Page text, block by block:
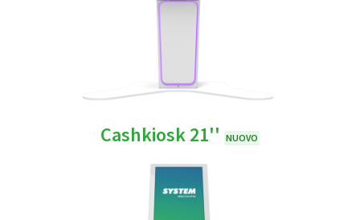
Cashkiosk 21'' NUOVO